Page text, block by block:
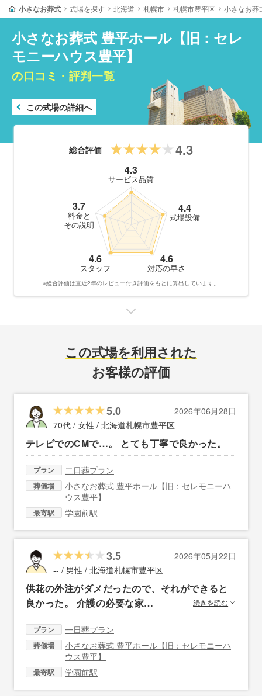
小さなお葬式 式場を探す 北海道 札幌市 札幌市豊平区 小さなお葬
小さなお葬式 豊平ホール【旧：セレ
モニーハウス豊平】
の口コミ・評判一覧
この式場の詳細へ
総合評価 4.3
4.3
サービス品質
4.4
式場設備
4.6
対応の早さ
4.6
スタッフ
3.7
料金と
その説明
※総合評価は直近2年のレビュー付き評価をもとに算出しています。
この式場を利用された
お客様の評価
5.0
2026年06月28日
70代 / 女性 / 北海道札幌市豊平区
テレビでのCMで…。 とても丁寧で良かった。
プラン 二日葬プラン
葬儀場
小さなお葬式 豊平ホール【旧：セレモニーハ
ウス豊平】
最寄駅 学園前駅
3.5
2026年05月22日
-- / 男性 / 北海道札幌市豊平区
供花の外注がダメだったので、それができると
良かった。 介護の必要な家…
続きを読む
プラン 一日葬プラン
葬儀場
小さなお葬式 豊平ホール【旧：セレモニーハ
ウス豊平】
最寄駅 学園前駅